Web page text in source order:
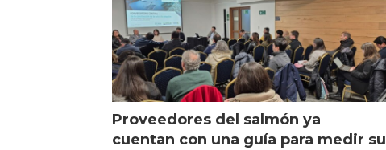
Proveedores del salmón ya
cuentan con una guía para medir su